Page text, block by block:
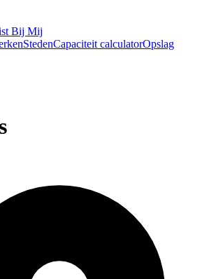
Bij Mij
StedenCapaciteit calculatorOpslag